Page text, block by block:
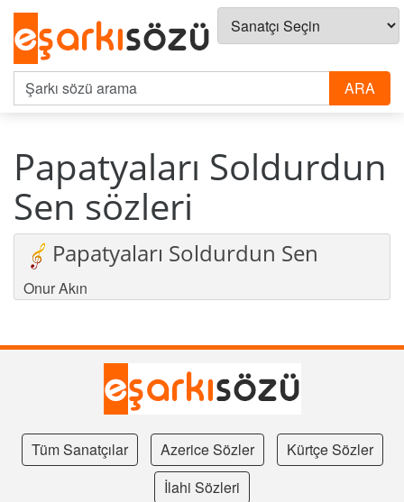
Papatyaları Soldurdun
Sen sözleri
Papatyaları Soldurdun Sen
Onur Akın
Tüm Sanatçılar Azerice Sözler
Kürtçe Sözler
İlahi Sözleri